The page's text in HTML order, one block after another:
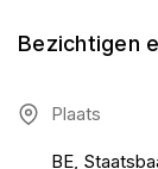
Bezichtigen
Plaats
BE,